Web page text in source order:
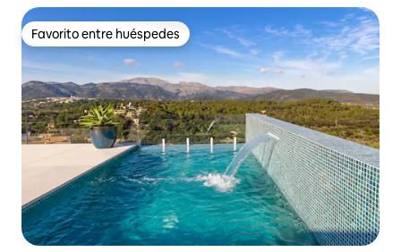
Favorito entre huéspedes
Favorito entre huéspedes